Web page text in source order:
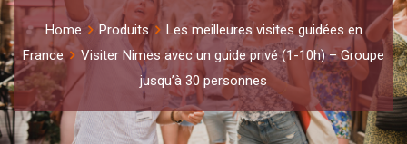
Home Produits
Les meilleures visites guidées en
France
Visiter Nimes avec un guide privé (1-10h) – Groupe
jusqu’à 30 personnes